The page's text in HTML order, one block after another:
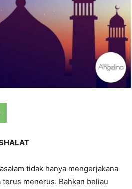
tidak hanya mengerjakana
menerus. Bahkan beliau